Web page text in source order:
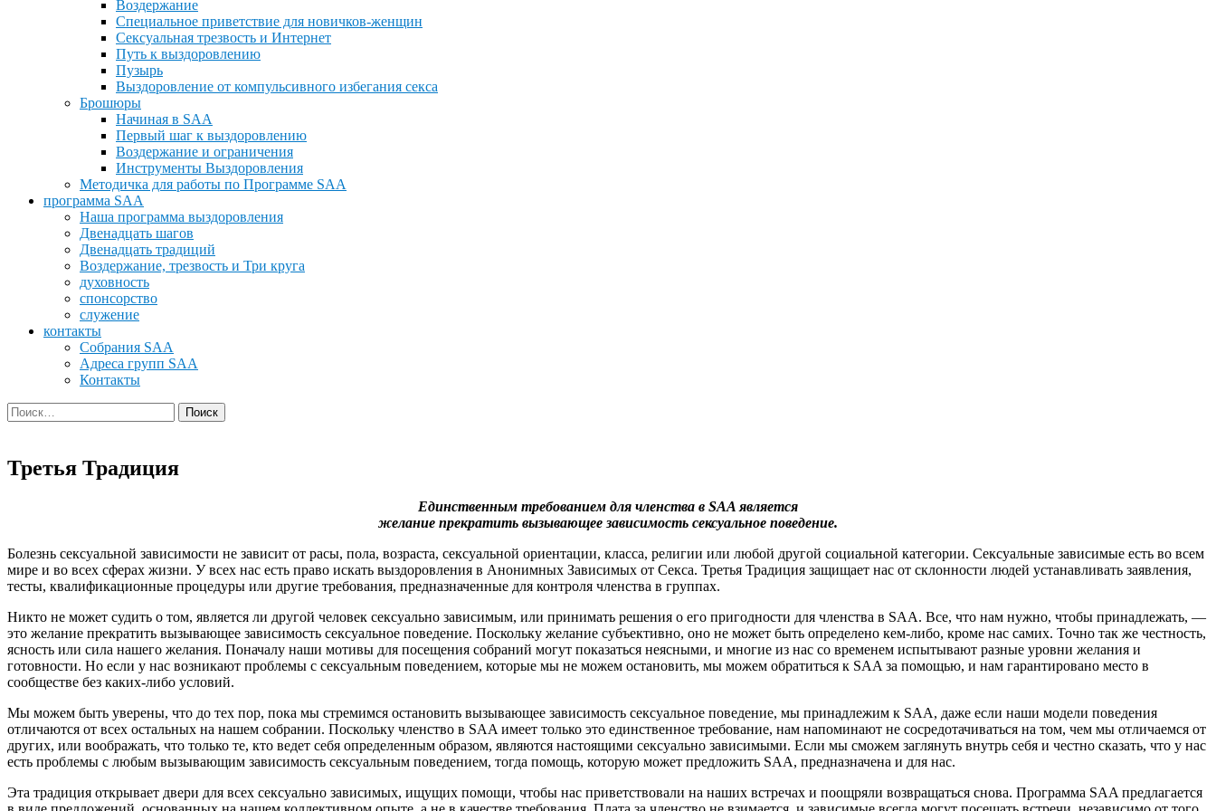
Воздержание
Специальное приветствие для новичков-женщин
Сексуальная трезвость и Интернет
Путь к выздоровлению
Пузырь
Выздоровление от компульсивного избегания секса
Брошюры
Начиная в SAA
Первый шаг к выздоровлению
Воздержание и ограничения
Инструменты Выздоровления
Методичка для работы по Программе SAA
программа SAA
Наша программа выздоровления
Двенадцать шагов
Двенадцать традиций
Воздержание, трезвость и Три круга
духовность
спонсорство
служение
контакты
Cобрания SAA
Адреса групп SAA
Контакты
Найти:
Третья Традиция
Единственным требованием для членства в SAA является
желание прекратить вызывающее зависимость сексуальное поведение.
Болезнь сексуальной зависимости не зависит от расы, пола, возраста, сексуальной ориентации, класса, религии или любой другой социальной категории. Сексуальные зависимые есть во всем
мире и во всех сферах жизни. У всех нас есть право искать выздоровления в Анонимных Зависимых от Секса. Третья Традиция защищает нас от склонности людей устанавливать заявления,
тесты, квалификационные процедуры или другие требования, предназначенные для контроля членства в группах.
Никто не может судить о том, является ли другой человек сексуально зависимым, или принимать решения о его пригодности для членства в SAA. Все, что нам нужно, чтобы принадлежать, —
это желание прекратить вызывающее зависимость сексуальное поведение. Поскольку желание субъективно, оно не может быть определено кем-либо, кроме нас самих. Точно так же честность,
ясность или сила нашего желания. Поначалу наши мотивы для посещения собраний могут показаться неясными, и многие из нас со временем испытывают разные уровни желания и
готовности. Но если у нас возникают проблемы с сексуальным поведением, которые мы не можем остановить, мы можем обратиться к SAA за помощью, и нам гарантировано место в
сообществе без каких-либо условий.
Мы можем быть уверены, что до тех пор, пока мы стремимся остановить вызывающее зависимость сексуальное поведение, мы принадлежим к SAA, даже если наши модели поведения
отличаются от всех остальных на нашем собрании. Поскольку членство в SAA имеет только это единственное требование, нам напоминают не сосредотачиваться на том, чем мы отличаемся от
других, или воображать, что только те, кто ведет себя определенным образом, являются настоящими сексуально зависимыми. Если мы сможем заглянуть внутрь себя и честно сказать, что у нас
есть проблемы с любым вызывающим зависимость сексуальным поведением, тогда помощь, которую может предложить SAA, предназначена и для нас.
Эта традиция открывает двери для всех сексуально зависимых, ищущих помощи, чтобы нас приветствовали на наших встречах и поощряли возвращаться снова. Программа SAA предлагается